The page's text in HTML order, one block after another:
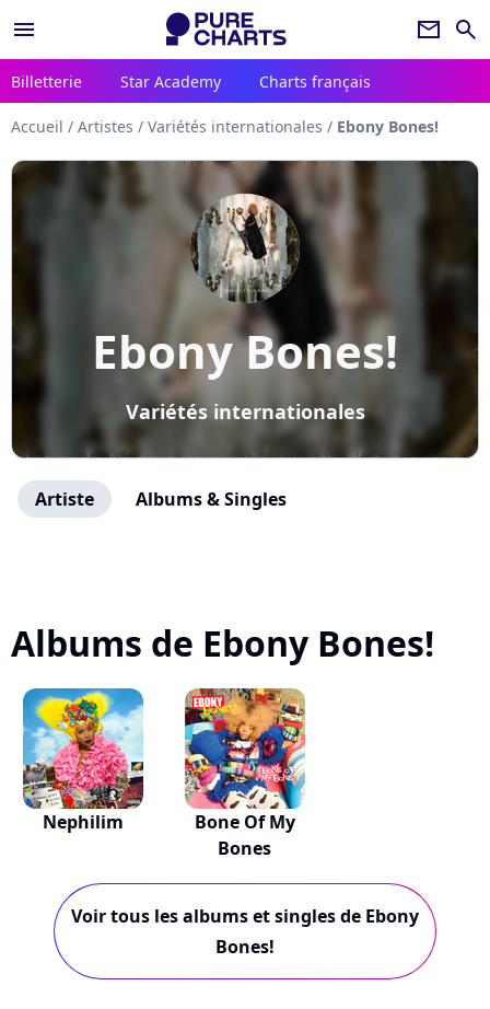
menu newsletter search
Billetterie Star Academy Charts français
Accueil / Artistes / Variétés internationales / Ebony Bones!
Ebony Bones!
Variétés internationales
Artiste Albums & Singles
Albums de Ebony Bones!
Nephilim
Bone Of My
Bones
Voir tous les albums et singles de Ebony
Bones!